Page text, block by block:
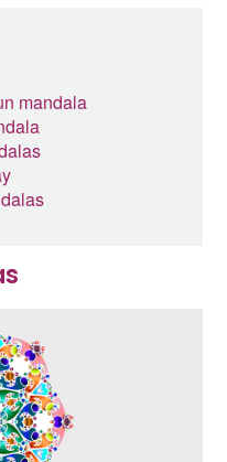
mandala